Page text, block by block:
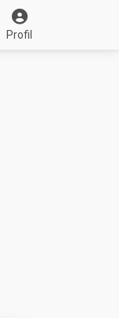
Profil